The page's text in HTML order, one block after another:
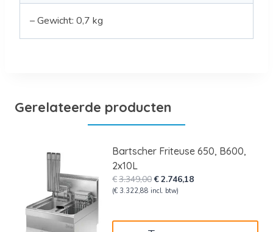
– Gewicht: 0,7 kg
Gerelateerde producten
Bartscher Friteuse 650, B600,
2x10L
€3.349,00Oorspronkelijke
prijs
€2.746,18Huidige
(€ 3.322,88 incl. btw)